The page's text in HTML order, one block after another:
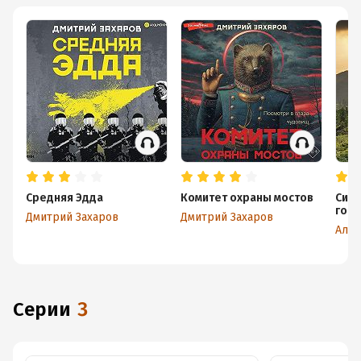
Средняя Эдда
Дмитрий Захаров
Комитет охраны мостов
Дмитрий Захаров
Серии 3